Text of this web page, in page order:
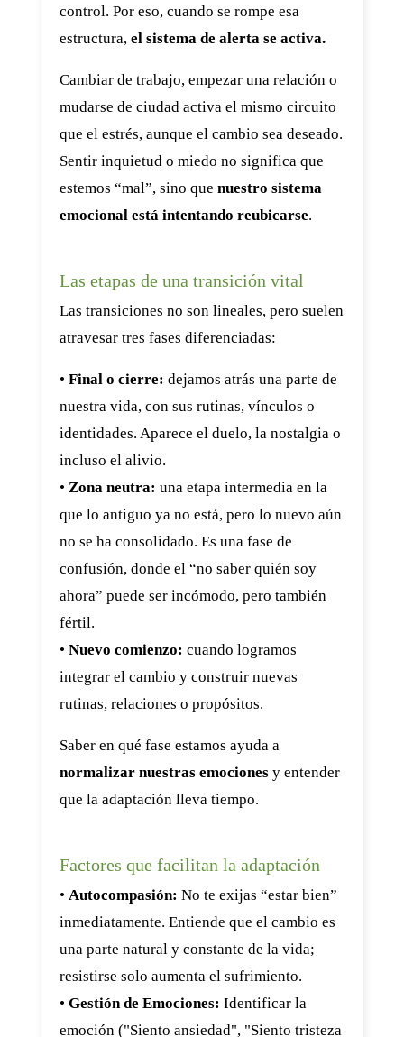
control. Por eso, cuando se rompe esa
estructura, el sistema de alerta se activa.
Cambiar de trabajo, empezar una relación o
mudarse de ciudad activa el mismo circuito
que el estrés, aunque el cambio sea deseado.
Sentir inquietud o miedo no significa que
estemos “mal”, sino que nuestro sistema
emocional está intentando reubicarse.
Las etapas de una transición vital
Las transiciones no son lineales, pero suelen
atravesar tres fases diferenciadas:
• Final o cierre: dejamos atrás una parte de
nuestra vida, con sus rutinas, vínculos o
identidades. Aparece el duelo, la nostalgia o
incluso el alivio.
• Zona neutra: una etapa intermedia en la
que lo antiguo ya no está, pero lo nuevo aún
no se ha consolidado. Es una fase de
confusión, donde el “no saber quién soy
ahora” puede ser incómodo, pero también
fértil.
• Nuevo comienzo: cuando logramos
integrar el cambio y construir nuevas
rutinas, relaciones o propósitos.
Saber en qué fase estamos ayuda a
normalizar nuestras emociones y entender
que la adaptación lleva tiempo.
Factores que facilitan la adaptación
• Autocompasión: No te exijas “estar bien”
inmediatamente. Entiende que el cambio es
una parte natural y constante de la vida;
resistirse solo aumenta el sufrimiento.
• Gestión de Emociones: Identificar la
emoción ("Siento ansiedad", "Siento tristeza